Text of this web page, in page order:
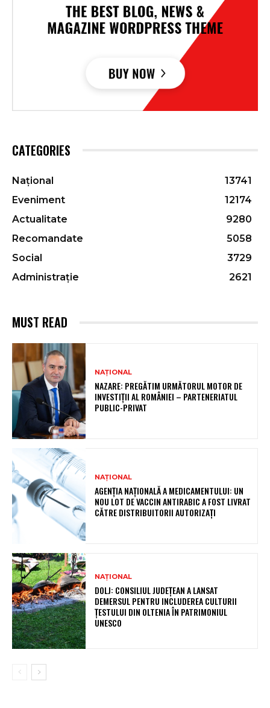
CATEGORIES
Național
13741
Eveniment
12174
Actualitate
9280
Recomandate
5058
Social
3729
Administrație
2621
MUST READ
NAȚIONAL
NAZARE: PREGĂTIM URMĂTORUL MOTOR DE
INVESTIȚII AL ROMÂNIEI – PARTENERIATUL
PUBLIC-PRIVAT
NAȚIONAL
AGENȚIA NAȚIONALĂ A MEDICAMENTULUI: UN
NOU LOT DE VACCIN ANTIRABIC A FOST LIVRAT
CĂTRE DISTRIBUITORII AUTORIZAȚI
NAȚIONAL
DOLJ: CONSILIUL JUDEȚEAN A LANSAT
DEMERSUL PENTRU INCLUDEREA CULTURII
ȚESTULUI DIN OLTENIA ÎN PATRIMONIUL
UNESCO